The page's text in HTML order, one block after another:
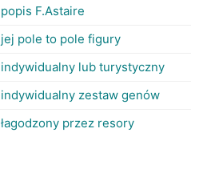
popis F.Astaire
jej pole to pole figury
indywidualny lub turystyczny
indywidualny zestaw genów
łagodzony przez resory